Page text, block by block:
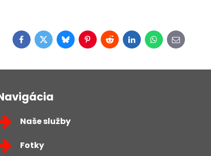
Facebook
TwitterBlueskyPinterest
RedditLinkedInWhatsApp
E-
mail
Naše služby
Fotky